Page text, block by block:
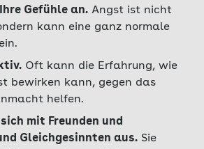
Gefühle an. Angst ist nicht
kann eine ganz normale
Oft kann die Erfahrung, wie
bewirken kann, gegen das
helfen.
sich mit Freunden und
Gleichgesinnten aus. Sie